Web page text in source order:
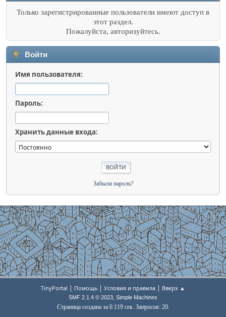
Только зарегистрированные пользователи имеют доступ в
этот раздел.
Пожалуйста, авторизуйтесь.
Войти
Имя пользователя:
Пароль:
Хранить данные входа:
Забыли пароль?
TinyPortal | Помощь | Условия и правила | Вверх ▲
SMF 2.1.4 © 2023, Simple Machines
Страница создана за 0.119 сек. Запросов: 20.